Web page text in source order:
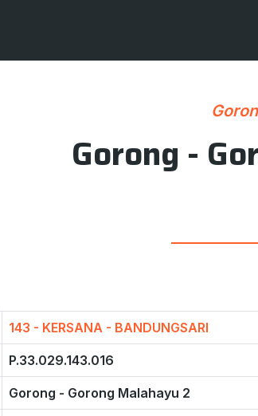
Gorong -
143 - KERSANA - BANDUNGSARI
P.33.029.143.016
Gorong - Gorong Malahayu 2